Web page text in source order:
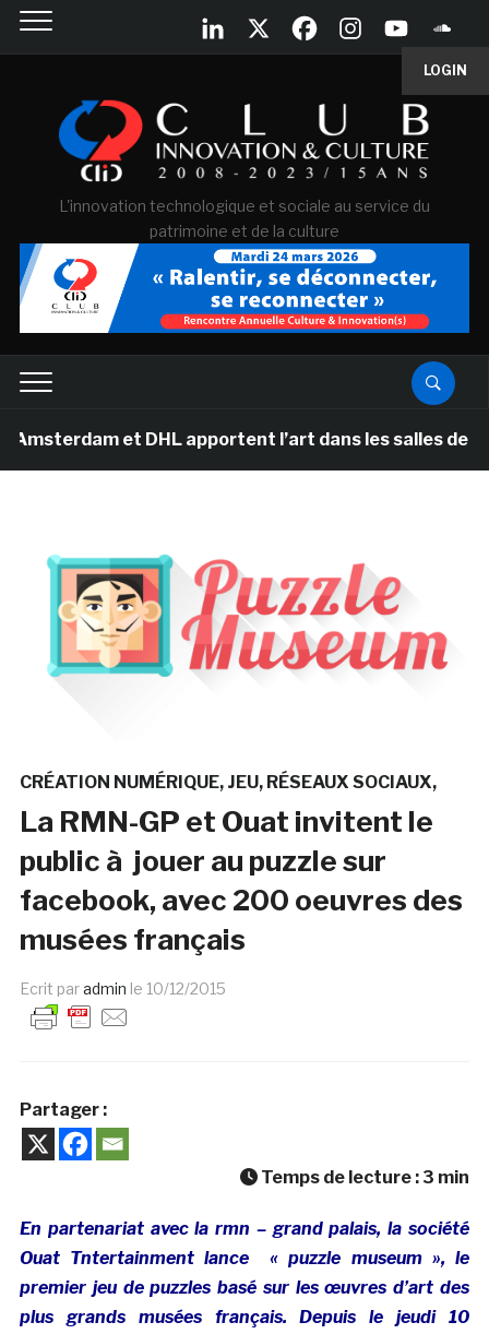
LOGIN
L'innovation technologique et sociale au service du
patrimoine et de la culture
et DHL apportent l’art dans les salles de classe
CRÉATION NUMÉRIQUE JEU RÉSEAUX SOCIAUX
La RMN-GP et Ouat invitent le
public à jouer au puzzle sur
facebook, avec 200 oeuvres des
musées français
Ecrit paradmin le 10/12/2015
Partager :
Temps de lecture : 3 min
En partenariat avec la rmn – grand palais, la société
Ouat Tntertainment lance « puzzle museum », le
premier jeu de puzzles basé sur les œuvres d’art des
plus grands musées français. Depuis le jeudi 10